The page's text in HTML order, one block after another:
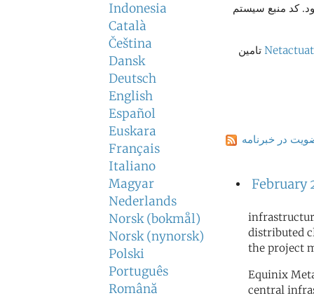
Indonesia
Català
Čeština
Dansk
Deutsch
English
Español
Euskara
Français
Italiano
Magyar
Nederlands
Norsk (bokmål)
Norsk (nynorsk)
Polski
Português
Română
کد منبع سیستم
تامین
در خبرنامه
February
distributed
the project
Equinix
central